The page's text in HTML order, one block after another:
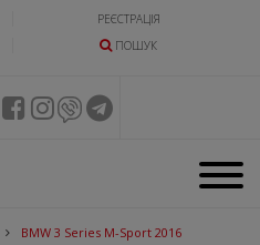
РЕЄСТРАЦІЯ
ПОШУК
BMW 3 Series M-Sport 2016